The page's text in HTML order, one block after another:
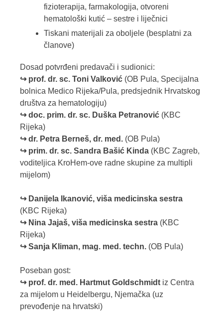
fizioterapija, farmakologija, otvoreni
hematološki kutić – sestre i liječnici
Tiskani materijali za oboljele (besplatni za
članove)
Dosad potvrđeni predavači i sudionici:
↪ prof. dr. sc. Toni Valković (OB Pula, Specijalna
bolnica Medico Rijeka/Pula, predsjednik Hrvatskog
društva za hematologiju)
↪ doc. prim. dr. sc. Duška Petranović (KBC
Rijeka)
↪ dr. Petra Berneš, dr. med. (OB Pula)
↪ prim. dr. sc. Sandra Bašić Kinda (KBC Zagreb,
voditeljica KroHem-ove radne skupine za multipli
mijelom)
↪ Danijela Ikanović, viša medicinska sestra
(KBC Rijeka)
↪ Nina Jajaš, viša medicinska sestra (KBC
Rijeka)
↪ Sanja Kliman, mag. med. techn. (OB Pula)
Poseban gost:
↪ prof. dr. med. Hartmut Goldschmidt iz Centra
za mijelom u Heidelbergu, Njemačka (uz
prevođenje na hrvatski)